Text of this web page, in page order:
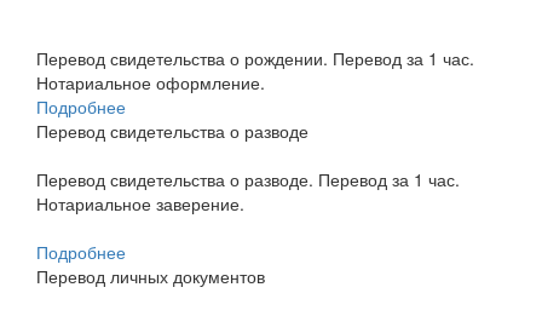
Перевод свидетельства о рождении. Перевод за 1 час.
Нотариальное оформление.
Подробнее
Перевод свидетельства о разводе
Перевод свидетельства о разводе. Перевод за 1 час.
Нотариальное заверение.
Подробнее
Перевод личных документов